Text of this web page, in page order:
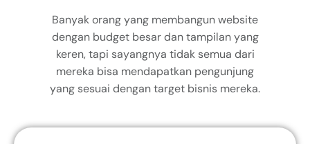
Banyak orang yang membangun website
dengan budget besar dan tampilan yang
keren, tapi sayangnya tidak semua dari
mereka bisa mendapatkan pengunjung
yang sesuai dengan target bisnis mereka.